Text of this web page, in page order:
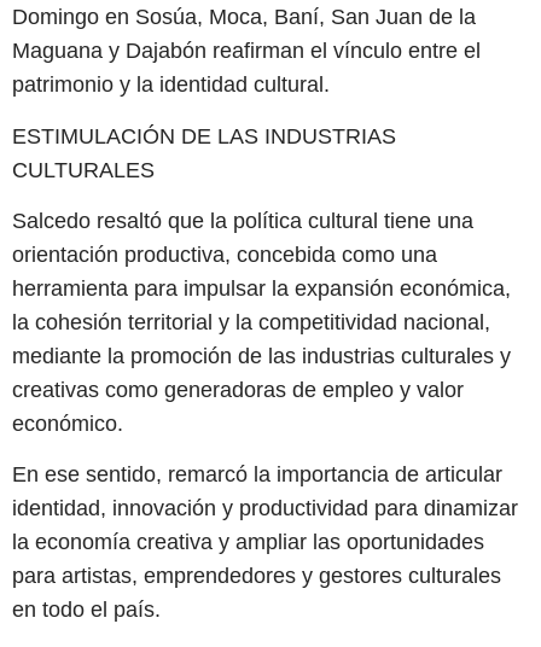
Domingo en Sosúa, Moca, Baní, San Juan de la
Maguana y Dajabón reafirman el vínculo entre el
patrimonio y la identidad cultural.
ESTIMULACIÓN DE LAS INDUSTRIAS
CULTURALES
Salcedo resaltó que la política cultural tiene una
orientación productiva, concebida como una
herramienta para impulsar la expansión económica,
la cohesión territorial y la competitividad nacional,
mediante la promoción de las industrias culturales y
creativas como generadoras de empleo y valor
económico.
En ese sentido, remarcó la importancia de articular
identidad, innovación y productividad para dinamizar
la economía creativa y ampliar las oportunidades
para artistas, emprendedores y gestores culturales
en todo el país.